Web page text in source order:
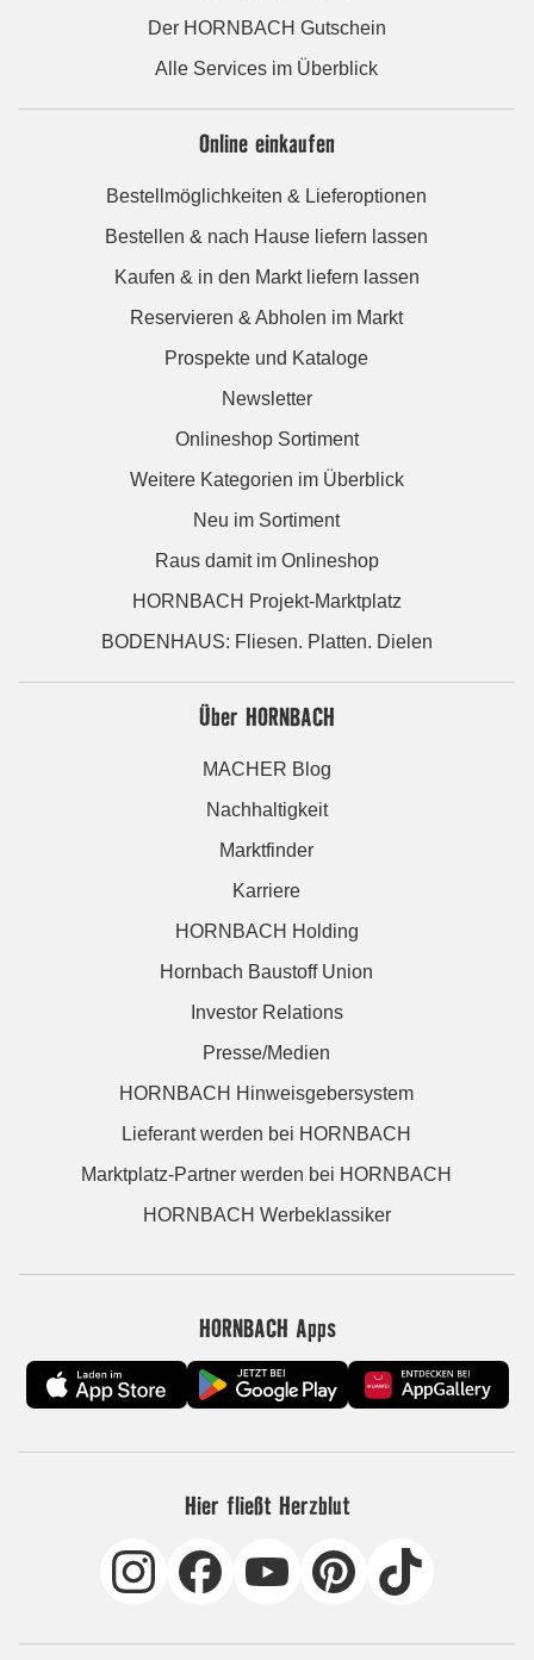
Der HORNBACH Gutschein
Alle Services im Überblick
Online einkaufen
Bestellmöglichkeiten & Lieferoptionen
Bestellen & nach Hause liefern lassen
Kaufen & in den Markt liefern lassen
Reservieren & Abholen im Markt
Prospekte und Kataloge
Newsletter
Onlineshop Sortiment
Weitere Kategorien im Überblick
Neu im Sortiment
Raus damit im Onlineshop
HORNBACH Projekt-Marktplatz
BODENHAUS: Fliesen. Platten. Dielen
Über HORNBACH
MACHER Blog
Nachhaltigkeit
Marktfinder
Karriere
HORNBACH Holding
Hornbach Baustoff Union
Investor Relations
Presse/Medien
HORNBACH Hinweisgebersystem
Lieferant werden bei HORNBACH
Marktplatz-Partner werden bei HORNBACH
HORNBACH Werbeklassiker
HORNBACH Apps
Hier fließt Herzblut